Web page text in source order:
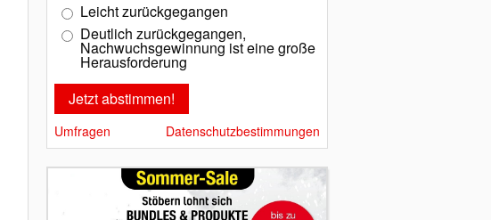
Leicht zurückgegangen
Deutlich zurückgegangen,
Nachwuchsgewinnung ist eine große
Herausforderung
Umfragen Datenschutzbestimmungen